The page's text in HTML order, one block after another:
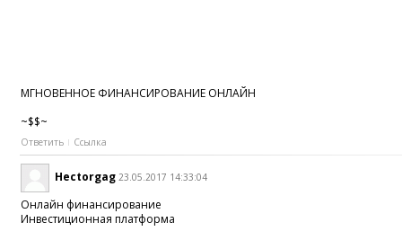
МГНОВЕННОЕ ФИНАНСИРОВАНИЕ ОНЛАЙН
~$$~
Ответить Ссылка
Hectorgag 23.05.2017 14:33:04
Онлайн финансирование
Инвестиционная платформа